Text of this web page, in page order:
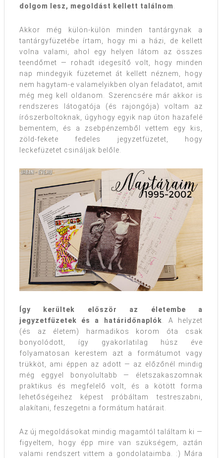
dolgom lesz, megoldást kellett találnom.
Akkor még külön-külön minden tantárgynak a
tantárgyfüzetébe írtam, hogy mi a házi, de kellett
volna valami, ahol egy helyen látom az összes
teendőmet — rohadt idegesítő volt, hogy minden
nap mindegyik füzetemet át kellett néznem, hogy
nem hagytam-e valamelyikben olyan feladatot, amit
még meg kell oldanom. Szerencsére már akkor is
rendszeres látogatója (és rajongója) voltam az
írószerboltoknak, úgyhogy egyik nap úton hazafelé
bementem, és a zsebpénzemből vettem egy kis,
zöld-fekete fedeles jegyzetfüzetet, hogy
leckefüzetet csináljak belőle.
Így kerültek először az életembe a
jegyzetfüzetek és a határidőnaplók . A helyzet
(és az életem) harmadikos korom óta csak
bonyolódott, így gyakorlatilag húsz éve
folyamatosan kerestem azt a formátumot vagy
trükköt, ami éppen az adott — az előzőnél mindig
még eggyel bonyolultabb — életszakaszomnak
praktikus és megfelelő volt, és a kötött forma
lehetőségeihez képest próbáltam testreszabni,
alakítani, feszegetni a formátum határait.
Az új megoldásokat mindig magamtól találtam ki —
figyeltem, hogy épp mire van szükségem, aztán
valami rendszert vittem a gondolataimba. :) Mára